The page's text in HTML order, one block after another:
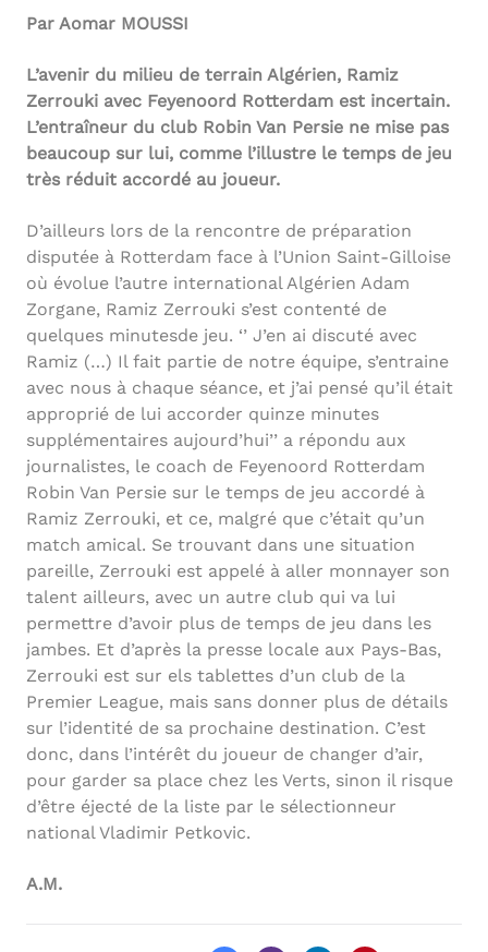
Par Aomar MOUSSI
L’avenir du milieu de terrain Algérien, Ramiz
Zerrouki avec Feyenoord Rotterdam est incertain.
L’entraîneur du club Robin Van Persie ne mise pas
beaucoup sur lui, comme l’illustre le temps de jeu
très réduit accordé au joueur.
D’ailleurs lors de la rencontre de préparation
disputée à Rotterdam face à l’Union Saint-Gilloise
où évolue l’autre international Algérien Adam
Zorgane, Ramiz Zerrouki s’est contenté de
quelques minutesde jeu. ‘’ J’en ai discuté avec
Ramiz (…) Il fait partie de notre équipe, s’entraine
avec nous à chaque séance, et j’ai pensé qu’il était
approprié de lui accorder quinze minutes
supplémentaires aujourd’hui’’ a répondu aux
journalistes, le coach de Feyenoord Rotterdam
Robin Van Persie sur le temps de jeu accordé à
Ramiz Zerrouki, et ce, malgré que c’était qu’un
match amical. Se trouvant dans une situation
pareille, Zerrouki est appelé à aller monnayer son
talent ailleurs, avec un autre club qui va lui
permettre d’avoir plus de temps de jeu dans les
jambes. Et d’après la presse locale aux Pays-Bas,
Zerrouki est sur els tablettes d’un club de la
Premier League, mais sans donner plus de détails
sur l’identité de sa prochaine destination. C’est
donc, dans l’intérêt du joueur de changer d’air,
pour garder sa place chez les Verts, sinon il risque
d’être éjecté de la liste par le sélectionneur
national Vladimir Petkovic.
A.M.